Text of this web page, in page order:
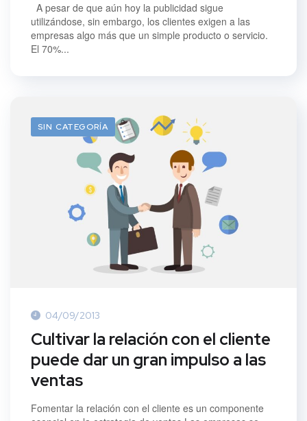
A pesar de que aún hoy la publicidad sigue
utilizándose, sin embargo, los clientes exigen a las
empresas algo más que un simple producto o servicio.
El 70%...
SIN CATEGORÍA
04/09/2013
Cultivar la relación con el cliente
puede dar un gran impulso a las
ventas
Fomentar la relación con el cliente es un componente